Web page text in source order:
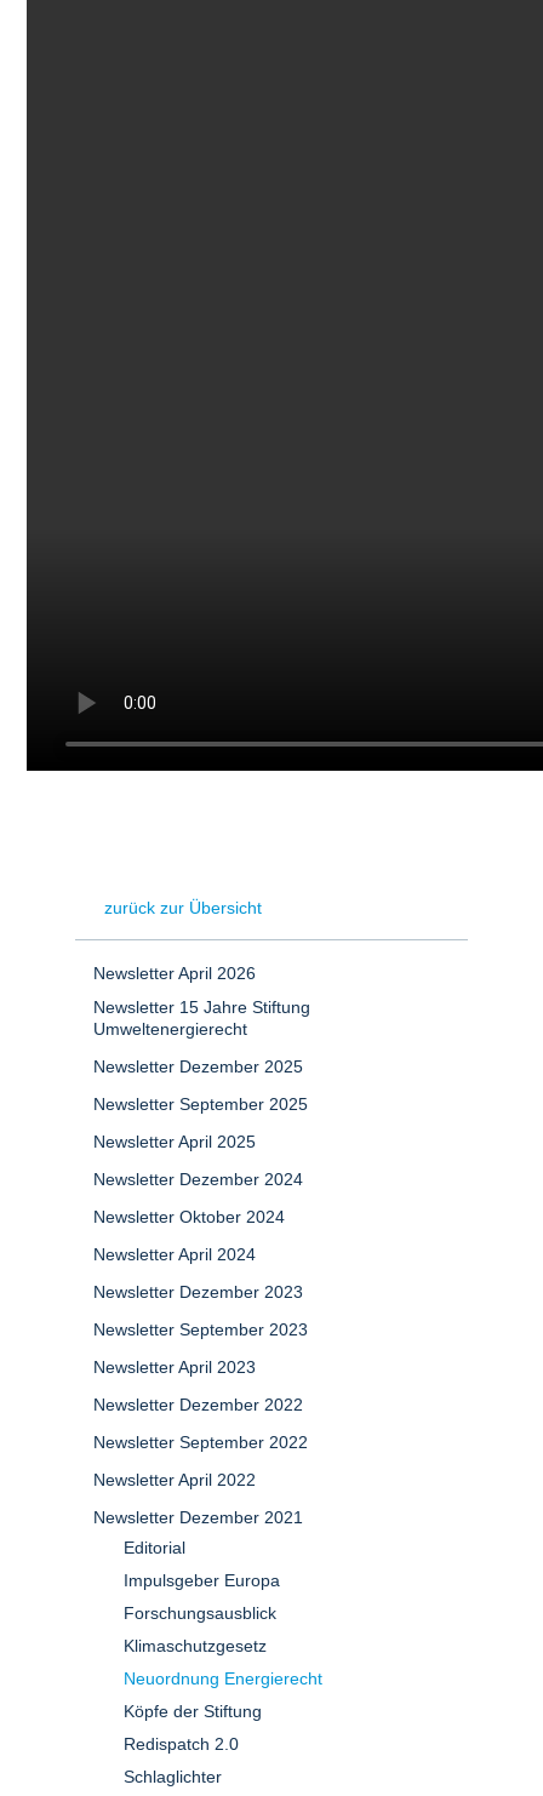
zurück zur Übersicht
Newsletter April 2026
Newsletter 15 Jahre Stiftung
Umweltenergierecht
Newsletter Dezember 2025
Newsletter September 2025
Newsletter April 2025
Newsletter Dezember 2024
Newsletter Oktober 2024
Newsletter April 2024
Newsletter Dezember 2023
Newsletter September 2023
Newsletter April 2023
Newsletter Dezember 2022
Newsletter September 2022
Newsletter April 2022
Newsletter Dezember 2021
Editorial
Impulsgeber Europa
Forschungsausblick
Klimaschutzgesetz
Neuordnung Energierecht
Köpfe der Stiftung
Redispatch 2.0
Schlaglichter